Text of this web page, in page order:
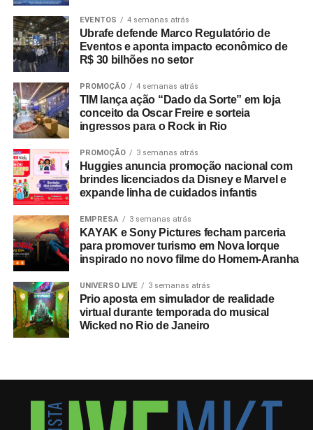
EVENTOS 4 semanas atrás
Ubrafe defende Marco Regulatório de
Eventos e aponta impacto econômico de
R$ 30 bilhões no setor
PROMOÇÃO 4 semanas atrás
TIM lança ação “Dado da Sorte” em loja
conceito da Oscar Freire e sorteia
ingressos para o Rock in Rio
PROMOÇÃO 3 semanas atrás
Huggies anuncia promoção nacional com
brindes licenciados da Disney e Marvel e
expande linha de cuidados infantis
EMPRESA 3 semanas atrás
KAYAK e Sony Pictures fecham parceria
para promover turismo em Nova Iorque
inspirado no novo filme do Homem-Aranha
UNIVERSO LIVE 3 semanas atrás
Prio aposta em simulador de realidade
virtual durante temporada do musical
Wicked no Rio de Janeiro